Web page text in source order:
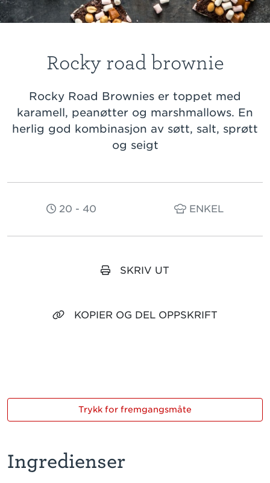
Rocky road brownie
Rocky Road Brownies er toppet med
karamell, peanøtter og marshmallows. En
herlig god kombinasjon av søtt, salt, sprøtt
og seigt
20 - 40 ENKEL
SKRIV UT
KOPIER OG DEL OPPSKRIFT
Ingredienser
Trykk for fremgangsmåte